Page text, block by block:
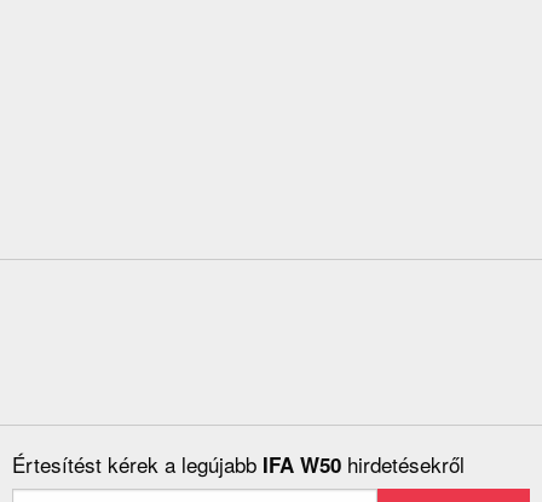
Értesítést kérek a legújabb IFA W50 hirdetésekről